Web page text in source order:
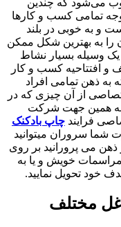
می‌شود که چندین
تمامی کسب و کارها
و به خوبی در بلند
را به بهترین شکل ممکن
و یک وسیله بسیار نشاط
و افتتاحیه کسب و کار
به ذهن تمامی افراد
از آن چیزی که در
به همین جهت شرکت
فرایند چاپ بادکنک
شما سروران میتوانید
ذهن می پرورانید بر روی
مراسمات خویش و یا به
خود تحویل نمایید.
مختلف